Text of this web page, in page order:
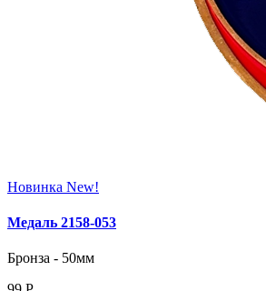
Новинка New!
Медаль 2158‑053
Бронза - 50мм